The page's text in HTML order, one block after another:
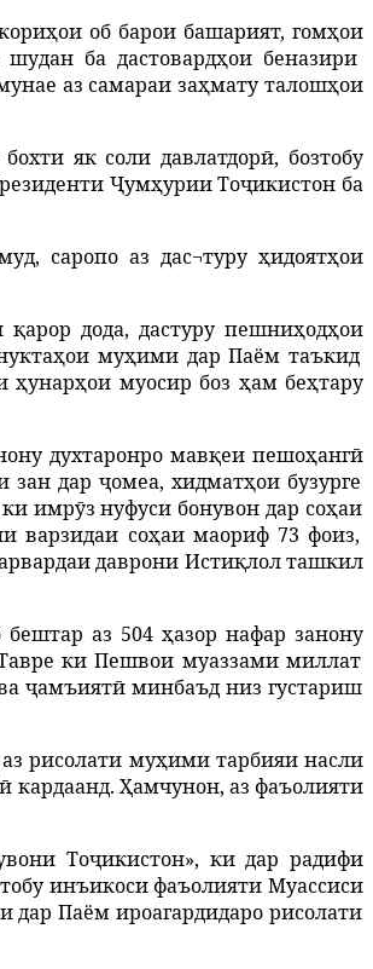
ҳои об барои башарият,гомҳои
шуданба дастовардҳои беназири
аз самараи заҳмату талошҳои
бохти як соли давлатдорӣ,бозтобу
Ҷумҳурии Тоҷикистон ба
, саропо аз дас¬туру ҳидоятҳои
қарор дода, дастуру пешниҳодҳои
ҳои муҳимидар Паём таъкид
ҳунарҳои муосир боз ҳам беҳтару
духтаронро мавқеи пешоҳангӣ
зан дар ҷомеа, хидматҳои бузурге
ки имрӯз нуфуси бонувон дар соҳаи
варзидаи соҳаи маориф73 фоиз,
даврони Истиқлол ташкил
бештар аз 504 ҳазор нафар занону
ки Пешвои муаззами миллат
ҷамъиятӣ минбаъд низ густариш
рисолати муҳими тарбияи насли
ӣ кардаанд. Ҳамчунон, аз фаъолияти
Тоҷикистон», ки дар радифи
инъикоси фаъолияти Муассиси
дар Паём ироагардидаро рисолати